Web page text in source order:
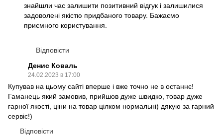
знайшли час залишити позитивний відгук і залишилися
задоволені якістю придбаного товару. Бажаємо
приємного користування.
Відповісти
Денис Коваль
24.02.2023 в 17:00
Купував на цьому сайті вперше і вже точно не в останнє!
Гаманець який замовив, прийшов дуже швидко, товар дуже
гарної якості, ціни на товар цілком нормальні) дякую за гарний
сервіс!)
Відповісти